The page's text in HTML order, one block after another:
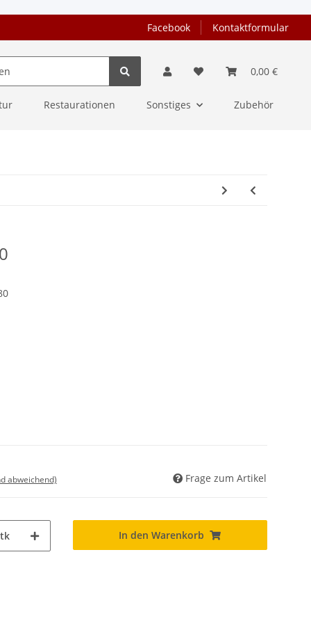
Facebook Kontaktformular
0,00 €
Restaurationen Sonstiges Zubehör
abweichend) Frage zum Artikel
In den Warenkorb